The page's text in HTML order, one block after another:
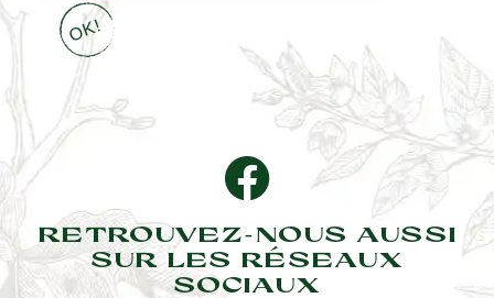
RETROUVEZ-NOUS AUSSI
SUR LES RÉSEAUX
SOCIAUX